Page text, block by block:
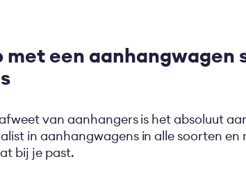
een aanhangwagen
van aanhangers is het absoluut
in aanhangwagens in alle soorten
bij je past.